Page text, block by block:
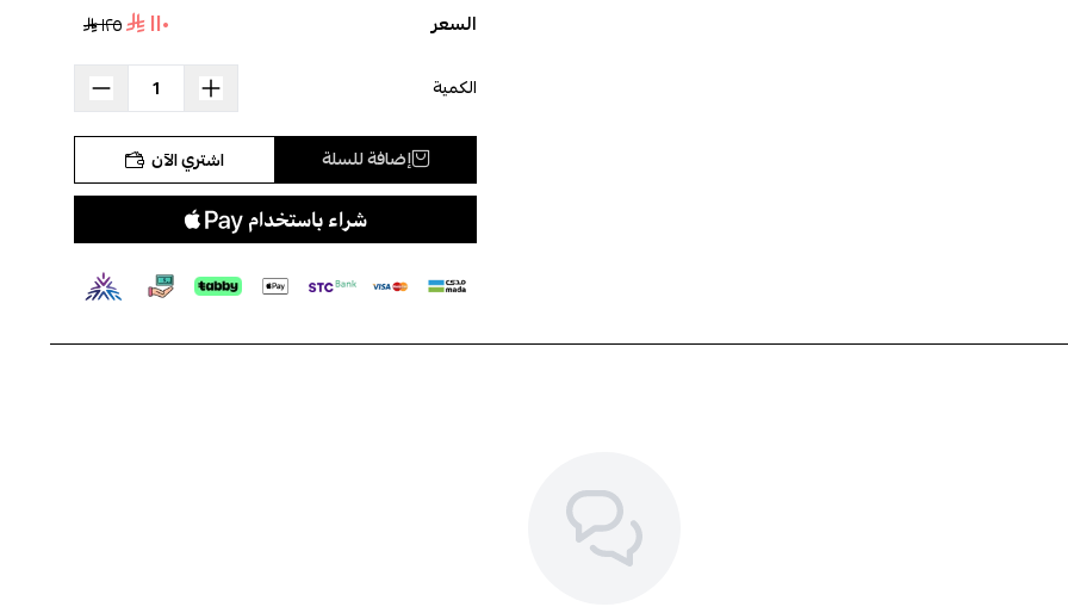
يقدم هذا الماسك نعومة مذهلة ويُصلح الأطراف المتقصفة.
يُستخدم في كل مرة مع شامبو ماكاديميا للحصول على نتائج
مثالية.
المزايا:
ترطيب عميق للشعر التالف
يغلق الطبقة الخارجية للشعر بعد الشامبو
يمنح لمعاناً قوياً ومشرقاً
خالٍ من المكونات الضارة مثل الملح والكبريتات والبارابين
المواصفات:
السعر ١١٠ ١٢٥
الكمية
إضافة للسلة اشتري الآن